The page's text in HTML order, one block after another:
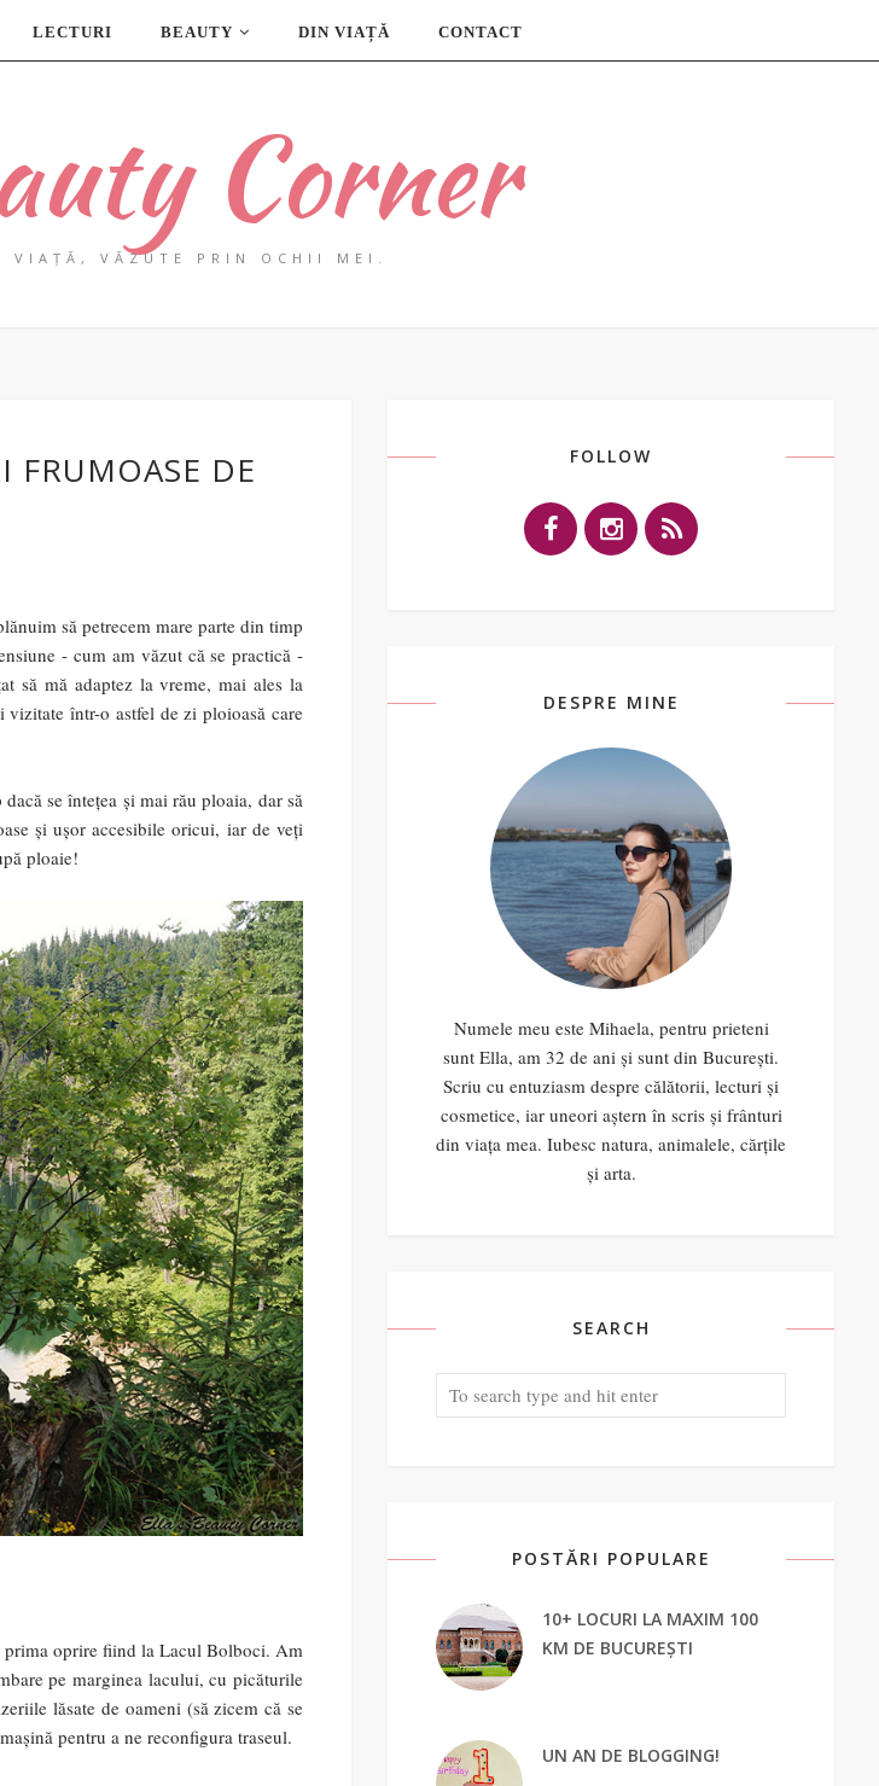
LECTURI BEAUTY DIN VIAȚĂ CONTACT
Corner
VIAȚĂ, VĂZUTE PRIN OCHII MEI.
FRUMOASE DE
să petrecem mare parte din timp
- cum am văzut că se practică -
să mă adaptez la vreme, mai ales la
într-o astfel de zi ploioasă care
se întețea și mai rău ploaia, dar să
și ușor accesibile oricui, iar de veți
ploaie!
prima oprire fiind la Lacul Bolboci. Am
pe marginea lacului, cu picăturile
lăsate de oameni (să zicem că se
pentru a ne reconfigura traseul.
FOLLOW
DESPRE MINE
Numele meu este Mihaela, pentru prieteni
sunt Ella, am 32 de ani și sunt din București.
Scriu cu entuziasm despre călătorii, lecturi și
cosmetice, iar uneori aștern în scris și frânturi
din viața mea. Iubesc natura, animalele, cărțile
și arta.
SEARCH
POSTĂRI POPULARE
10+ LOCURI LA MAXIM 100
KM DE BUCUREȘTI
UN AN DE BLOGGING!